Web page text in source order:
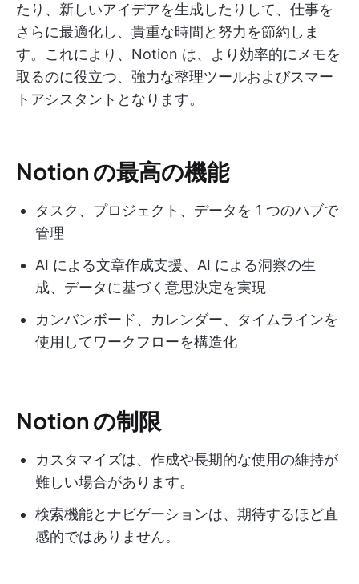
たり、新しいアイデアを生成したりして、仕事を
さらに最適化し、貴重な時間と努力を節約しま
す。これにより、Notion は、より効率的にメモを
取るのに役立つ、強力な整理ツールおよびスマー
トアシスタントとなります。
Notion の最高の機能
タスク、プロジェクト、データを 1 つのハブで
管理
AI による文章作成支援、AI による洞察の生
成、データに基づく意思決定を実現
カンバンボード、カレンダー、タイムラインを
使用してワークフローを構造化
Notion の制限
カスタマイズは、作成や長期的な使用の維持が
難しい場合があります。
検索機能とナビゲーションは、期待するほど直
感的ではありません。